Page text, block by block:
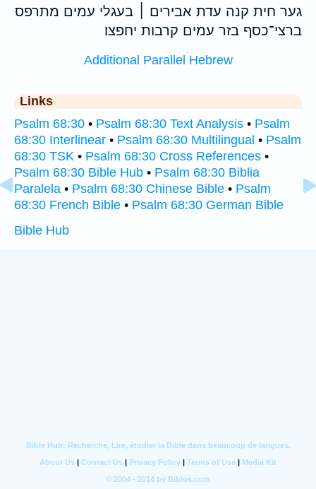
גער חית קנה עדת אבירים ׀ בעגלי עמים מתרפס
ברצי־כסף בזר עמים קרבות יחפצו׃
Additional Parallel Hebrew
Links
Psalm 68:30 • Psalm 68:30 Text Analysis • Psalm
68:30 Interlinear • Psalm 68:30 Multilingual • Psalm
68:30 TSK • Psalm 68:30 Cross References •
Psalm 68:30 Bible Hub • Psalm 68:30 Biblia
Paralela • Psalm 68:30 Chinese Bible • Psalm
68:30 French Bible • Psalm 68:30 German Bible
Bible Hub